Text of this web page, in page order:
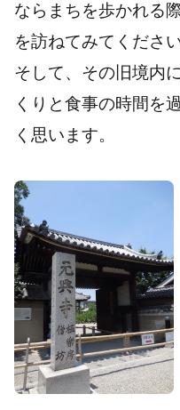
ならまちを歩かれる
を訪ねてみてください
そして、その旧境内
くりと食事の時間を
く思います。